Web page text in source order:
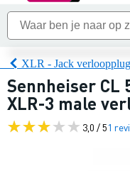
XLR - Jack
Sennheiser CL
XLR-3 male
3,0 / 51